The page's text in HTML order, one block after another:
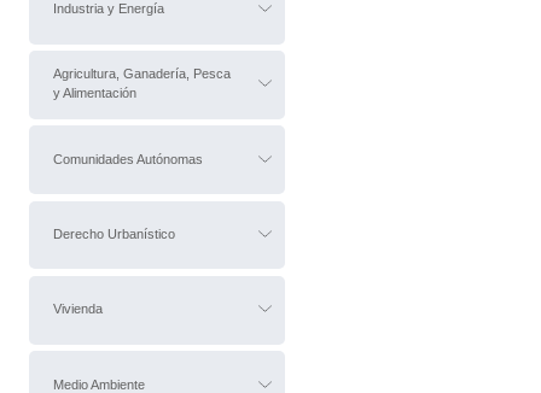
Industria y Energía
Agricultura, Ganadería, Pesca
y Alimentación
Comunidades Autónomas
Derecho Urbanístico
Vivienda
Medio Ambiente